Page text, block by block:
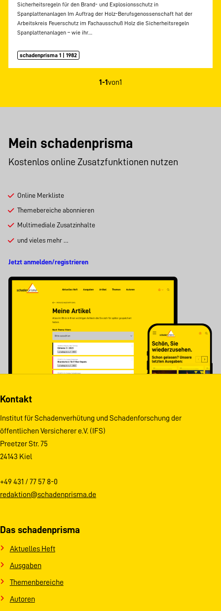
Sicherheitsregeln für den Brand- und Explosionsschutz in
Spanplattenanlagen Im Auftrag der Holz-Berufsgenossenschaft hat der
Arbeitskreis Feuerschutz im Fachausschuß Holz die Sicherheitsregeln
Spanplattenanlagen – wie ihr…
schadenprisma 1 | 1982
1-1von1
Mein schadenprisma
Kostenlos online Zusatzfunktionen nutzen
Online Merkliste
Themebereiche abonnieren
Multimediale Zusatzinhalte
und vieles mehr …
Jetzt anmelden/registrieren
Kontakt
Institut für Schadenverhütung und Schadenforschung der
öffentlichen Versicherer e.V. (IFS)
Preetzer Str. 75
24143 Kiel
+49 431 / 77 57 8-0
redaktion@schadenprisma.de
Das schadenprisma
Aktuelles Heft
Ausgaben
Themenbereiche
Autoren